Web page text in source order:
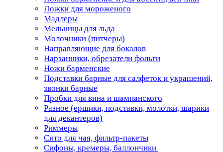
Ложки для мороженого
Мадлеры
Мельницы для льда
Молочники (питчеры)
Направляющие для бокалов
Нарзанники, обрезатели фольги
Ножи барменские
Подставки барные для салфеток и украшений,
звонки барные
Пробки для вина и шампанского
Разное (ершики, подставки, молотки, шарики
для декантеров)
Риммеры
Сито для чая, фильтр-пакеты
Сифоны, кремеры, баллончики